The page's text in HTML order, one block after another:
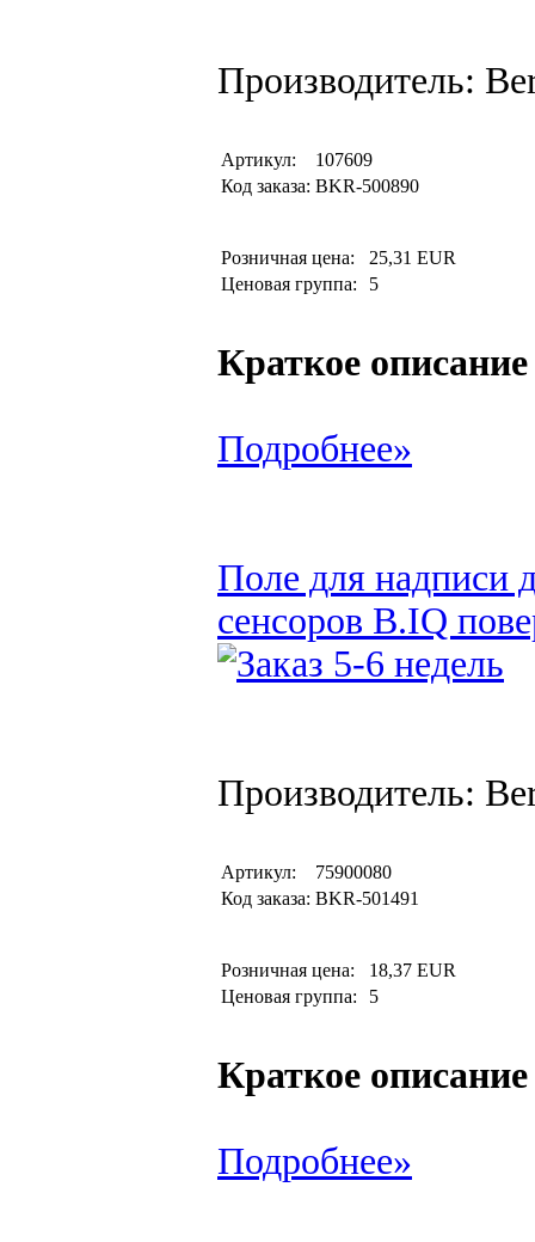
Производитель:
Артикул:
107609
Код заказа: BKR-500890
Розничная цена:
25,31 EUR
Ценовая группа:
5
Краткое описание
Подробнее»
Поле для надписи
сенсоров B.IQ
Производитель:
Артикул:
75900080
Код заказа: BKR-501491
Розничная цена:
18,37 EUR
Ценовая группа:
5
Краткое описание
Подробнее»